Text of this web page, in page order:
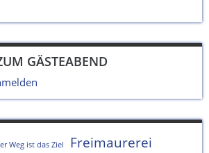
GÄSTEABEND
Weg ist das Ziel Freimaurerei